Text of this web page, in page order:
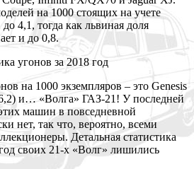
на 1000 стоящих на учете
4,1, тогда как львиная доля
и до 0,8.
на 1000 экземпляров – это Genesis
и… «Волга» ГАЗ-21! У последней
машин в повседневной
нет, так что, вероятно, всеми
Детальная статистика
своих 21-х «Волг» лишились